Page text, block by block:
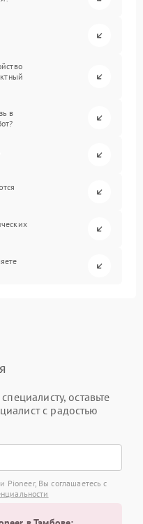
в
оставьте
с радостью
Pioneer, Вы соглашаетесь с